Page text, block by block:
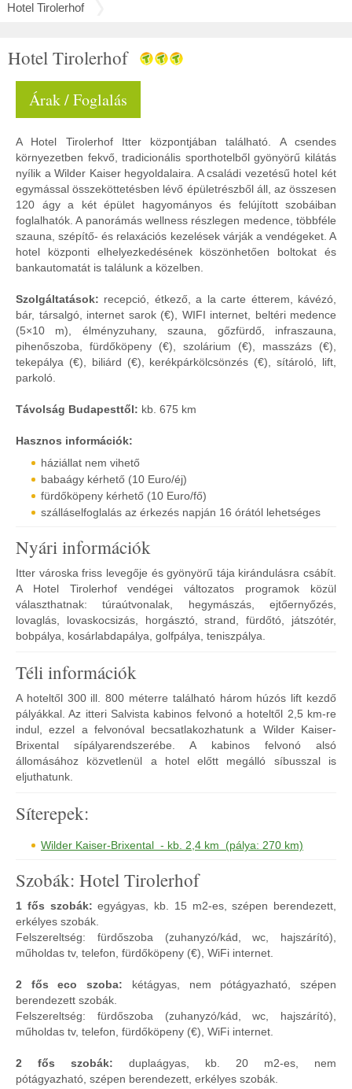
Hotel Tirolerhof
Hotel Tirolerhof
Árak / Foglalás
A Hotel Tirolerhof Itter központjában található. A csendes
környezetben fekvő, tradicionális sporthotelből gyönyörű kilátás
nyílik a Wilder Kaiser hegyoldalaira. A családi vezetésű hotel két
egymással összeköttetésben lévő épületrészből áll, az összesen
120 ágy a két épület hagyományos és felújított szobáiban
foglalhatók. A panorámás wellness részlegen medence, többféle
szauna, szépítő- és relaxációs kezelések várják a vendégeket. A
hotel központi elhelyezkedésének köszönhetően boltokat és
bankautomatát is találunk a közelben.
Szolgáltatások: recepció, étkező, a la carte étterem, kávézó,
bár, társalgó, internet sarok (€), WIFI internet, beltéri medence
(5×10 m), élményzuhany, szauna, gőzfürdő, infraszauna,
pihenőszoba, fürdőköpeny (€), szolárium (€), masszázs (€),
tekepálya (€), biliárd (€), kerékpárkölcsönzés (€), sítároló, lift,
parkoló.
Távolság Budapesttől: kb. 675 km
Hasznos információk:
háziállat nem vihető
babaágy kérhető (10 Euro/éj)
fürdőköpeny kérhető (10 Euro/fő)
szálláselfoglalás az érkezés napján 16 órától lehetséges
Nyári információk
Itter városka friss levegője és gyönyörű tája kirándulásra csábít.
A Hotel Tirolerhof vendégei változatos programok közül
választhatnak: túraútvonalak, hegymászás, ejtőernyőzés,
lovaglás, lovaskocsizás, horgásztó, strand, fürdőtó, játszótér,
bobpálya, kosárlabdapálya, golfpálya, teniszpálya.
Téli információk
A hoteltől 300 ill. 800 méterre található három húzós lift kezdő
pályákkal. Az itteri Salvista kabinos felvonó a hoteltől 2,5 km-re
indul, ezzel a felvonóval becsatlakozhatunk a Wilder Kaiser-
Brixental sípályarendszerébe. A kabinos felvonó alsó
állomásához közvetlenül a hotel előtt megálló síbusszal is
eljuthatunk.
Síterepek:
Wilder Kaiser-Brixental - kb. 2,4 km (pálya: 270 km)
Szobák: Hotel Tirolerhof
1 fős szobák:egyágyas, kb. 15 m2-es, szépen berendezett,
erkélyes szobák.
Felszereltség: fürdőszoba (zuhanyzó/kád, wc, hajszárító),
műholdas tv, telefon, fürdőköpeny (€), WiFi internet.
2 fős eco szoba: kétágyas, nem pótágyazható, szépen
berendezett szobák.
Felszereltség: fürdőszoba (zuhanyzó/kád, wc, hajszárító),
műholdas tv, telefon, fürdőköpeny (€), WiFi internet.
2 fős szobák: duplaágyas, kb. 20 m2-es, nem
pótágyazható, szépen berendezett, erkélyes szobák.